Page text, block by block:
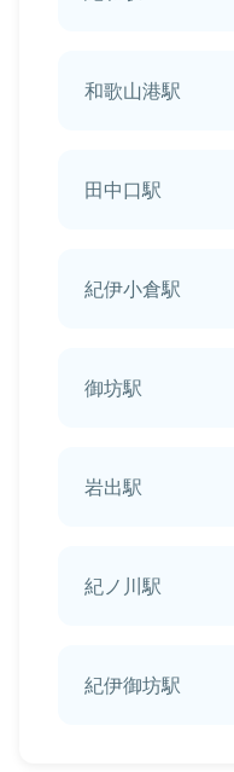
和歌山港駅
田中口駅
紀伊小倉駅
御坊駅
岩出駅
紀ノ川駅
紀伊御坊駅